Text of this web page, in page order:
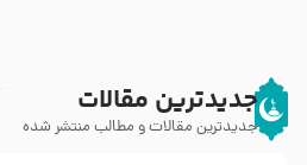
جدیدترین مقالات
جدیدترین مقالات و مطالب منتشر شده